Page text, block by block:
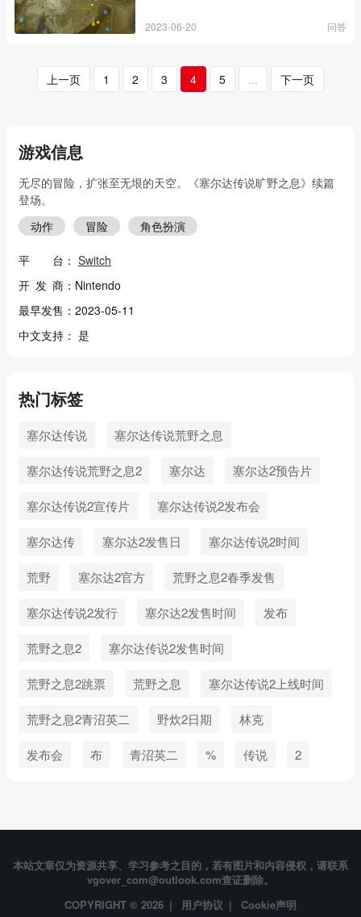
2023-06-20 问答
上一页 1 2 3 4 5 ... 下一页
游戏信息
无尽的冒险，扩张至无垠的天空。《塞尔达传说旷野之息》续篇
登场。
动作
冒险 角色扮演
平 台： Switch
开 发 商：Nintendo
最早发售：2023-05-11
中文支持： 是
热门标签
塞尔达传说 塞尔达传说荒野之息
塞尔达传说荒野之息2 塞尔达 塞尔达2预告片
塞尔达传说2宣传片 塞尔达传说2发布会
塞尔达传 塞尔达2发售日 塞尔达传说2时间
荒野 塞尔达2官方 荒野之息2春季发售
塞尔达传说2发行 塞尔达2发售时间 发布
荒野之息2 塞尔达传说2发售时间
荒野之息2跳票 荒野之息 塞尔达传说2上线时间
荒野之息2青沼英二 野炊2日期 林克
发布会 布 青沼英二 % 传说 2
本站文章仅为资源共享、学习参考之目的，若有图片和内容侵权，请联系
vgover_com@outlook.com查证删除。
COPYRIGHT © 2026 | 用户协议 | Cookie声明